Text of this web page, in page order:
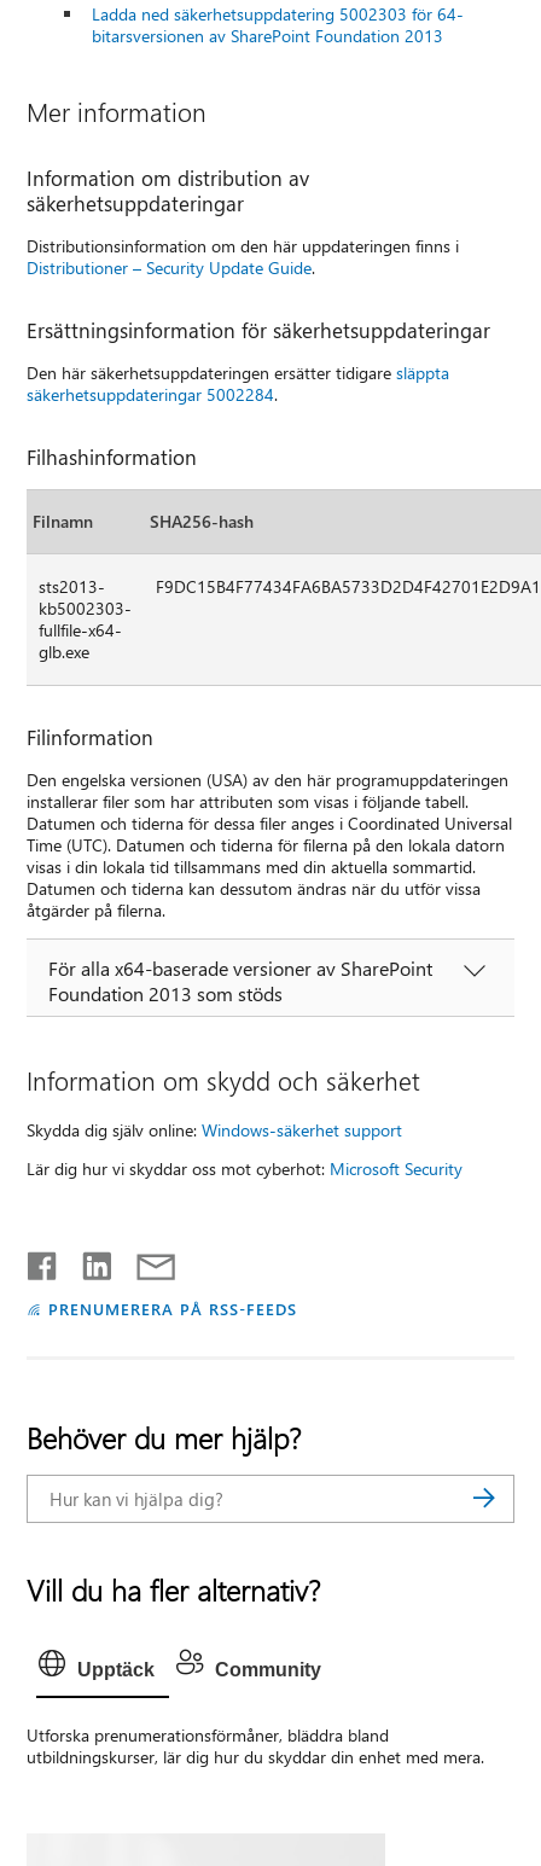
Ladda ned säkerhetsuppdatering 5002303 för 64-
bitarsversionen av SharePoint Foundation 2013
Mer information
Information om distribution av
säkerhetsuppdateringar
Distributionsinformation om den här uppdateringen finns i
Distributioner – Security Update Guide.
Ersättningsinformation för säkerhetsuppdateringar
Den här säkerhetsuppdateringen ersätter tidigaresläppta
säkerhetsuppdateringar 5002284.
Filhashinformation
Filnamn SHA256-hash
sts2013-
kb5002303-
fullfile-x64-
glb.exe
Filinformation
Den engelska versionen (USA) av den här programuppdateringen
installerar filer som har attributen som visas i följande tabell.
Datumen och tiderna för dessa filer anges i Coordinated Universal
Time (UTC). Datumen och tiderna för filerna på den lokala datorn
visas i din lokala tid tillsammans med din aktuella sommartid.
Datumen och tiderna kan dessutom ändras när du utför vissa
åtgärder på filerna.
För alla x64-baserade versioner av SharePoint
Foundation 2013 som stöds
Information om skydd och säkerhet
Skydda dig själv online:Windows-säkerhet support
Lär dig hur vi skyddar oss mot cyberhot: Microsoft Security
PRENUMERERA PÅ RSS-FEEDS
Behöver du mer hjälp?
Vill du ha fler alternativ?
Upptäck Community
Utforska prenumerationsförmåner, bläddra bland
utbildningskurser, lär dig hur du skyddar din enhet med mera.